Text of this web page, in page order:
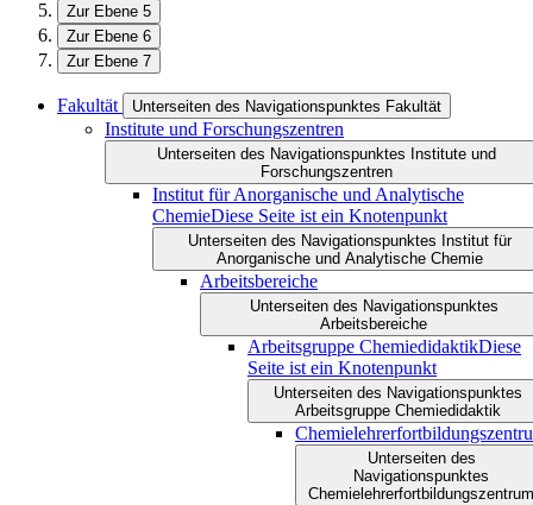
Zur Ebene 5
Zur Ebene 6
Zur Ebene 7
Fakultät Unterseiten des Navigationspunktes Fakultät
Institute und Forschungszentren
Unterseiten des Navigationspunktes Institute und
Forschungszentren
Institut für Anorganische und Analytische
ChemieDiese Seite ist ein Knotenpunkt
Unterseiten des Navigationspunktes Institut für
Anorganische und Analytische Chemie
Arbeitsbereiche
Unterseiten des Navigationspunktes
Arbeitsbereiche
Arbeitsgruppe ChemiedidaktikDiese
Seite ist ein Knotenpunkt
Unterseiten des Navigationspunktes
Arbeitsgruppe Chemiedidaktik
Unterseiten des
Navigationspunktes
Chemielehrerfortbildungszentrum